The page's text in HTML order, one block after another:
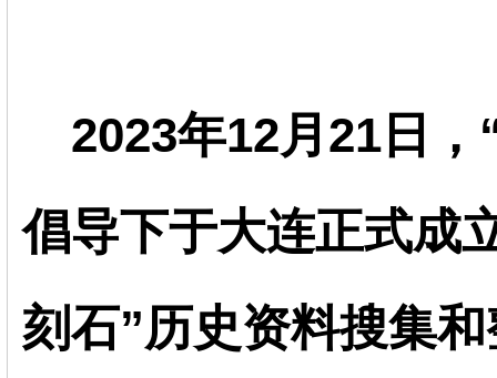
2023年12月21日，
倡导下于大连正式成
刻石”历史资料搜集